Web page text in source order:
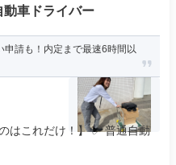
動車ドライバー
申請も！内定まで最速6時間以
はこれだけ！】 ✅ 普通自動